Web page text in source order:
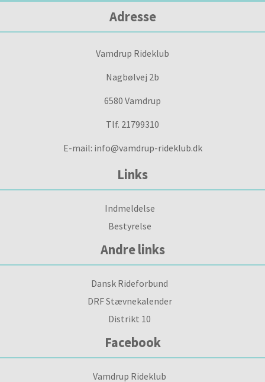
Adresse
Vamdrup Rideklub
Nagbølvej 2b
6580 Vamdrup
Tlf. 21799310
E-mail: info@vamdrup-rideklub.dk
Links
Indmeldelse
Bestyrelse
Andre links
Dansk Rideforbund
DRF Stævnekalender
Distrikt 10
Facebook
Vamdrup Rideklub